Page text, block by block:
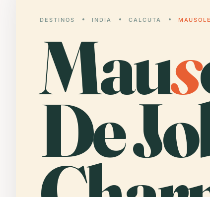
DESTINOS INDIA CALCUTA
Maus
De